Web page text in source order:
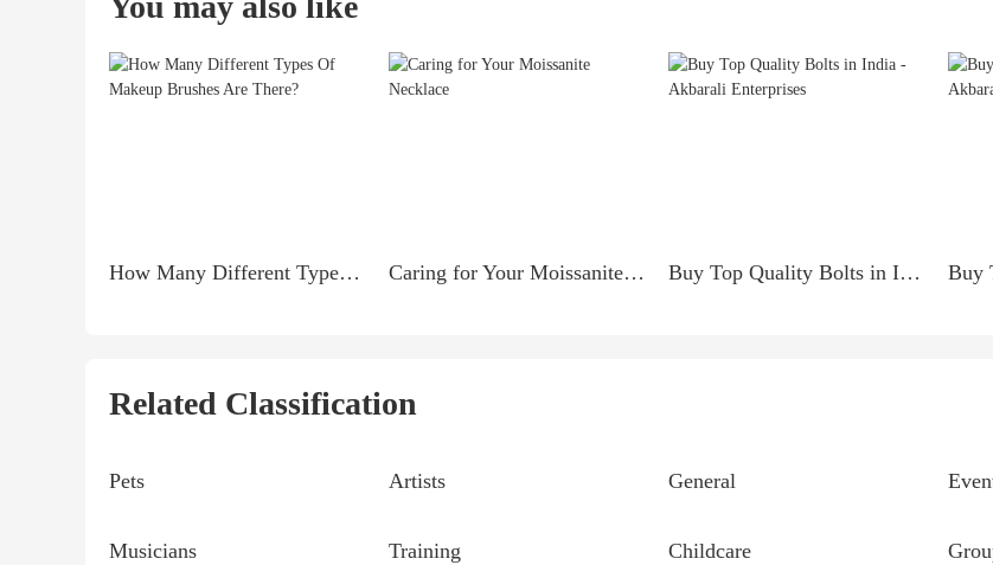
How Many Different Types Of Makeup Brushes Are There? Caring for Your Moissanite Necklace Buy Top Quality Bolts in India - Akbarali Enterprises
Related Classification
Pets Artists General
Musicians Training Childcare